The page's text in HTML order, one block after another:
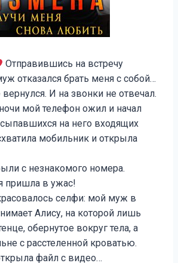
Отправившись на встречу
отказался брать меня с собой…
И на звонки не отвечал.
мой телефон ожил и начал
на него входящих
мобильник и открыла
с незнакомого номера.
пришла в ужас!
селфи: мой муж в
Алису, на которой лишь
обернутое вокруг тела, а
с расстеленной кроватью.
файл с видео…